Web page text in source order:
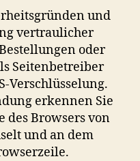
und
vertraulicher
oder
Seitenbetreiber
Verschlüsselung.
erkennen Sie
des Browsers von
und an dem